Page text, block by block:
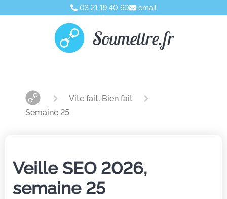
03 21 19 40 60 email
Soumettre.fr
Vite fait, Bien fait
Semaine 25
Veille SEO 2026,
semaine 25